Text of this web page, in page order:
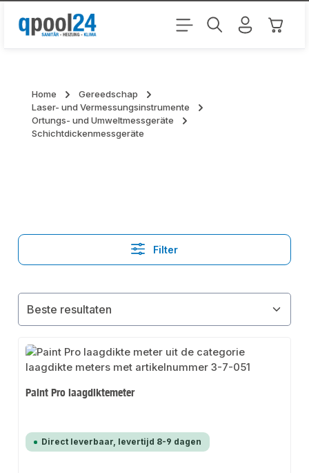
Ga naar de hoofdinhoud
Home
Gereedschap
Laser- und Vermessungsinstrumente
Ortungs- und Umweltmessgeräte
Schichtdickenmessgeräte
Filter
Paint Pro laagdiktemeter
Direct leverbaar, levertijd 8-9 dagen